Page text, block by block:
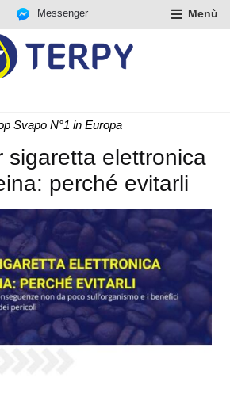
Messenger Menù
Rapida 24/48 h
sigaretta elettronica
perché evitarli